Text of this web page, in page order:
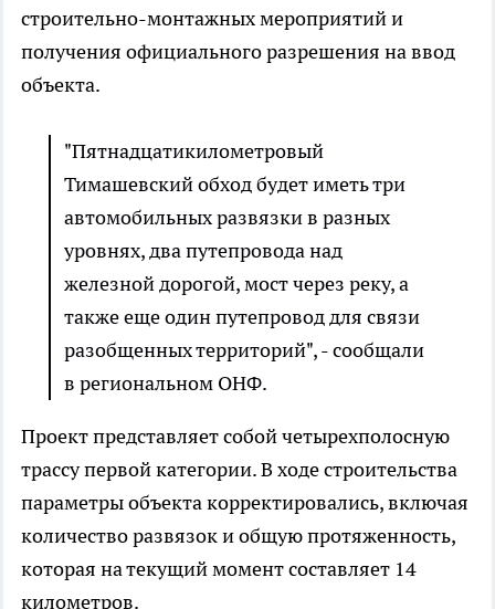
строительно-монтажных мероприятий и
получения официального разрешения на ввод
объекта.
"Пятнадцатикилометровый
Тимашевский обход будет иметь три
автомобильных развязки в разных
уровнях, два путепровода над
железной дорогой, мост через реку, а
также еще один путепровод для связи
разобщенных территорий", - сообщали
в региональном ОНФ.
Проект представляет собой четырехполосную
трассу первой категории. В ходе строительства
параметры объекта корректировались, включая
количество развязок и общую протяженность,
которая на текущий момент составляет 14
километров.